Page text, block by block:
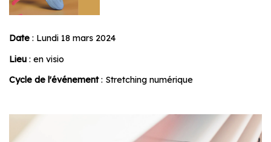
Date : Lundi 18 mars 2024
Lieu : en visio
Cycle de l'événement: Stretching numérique